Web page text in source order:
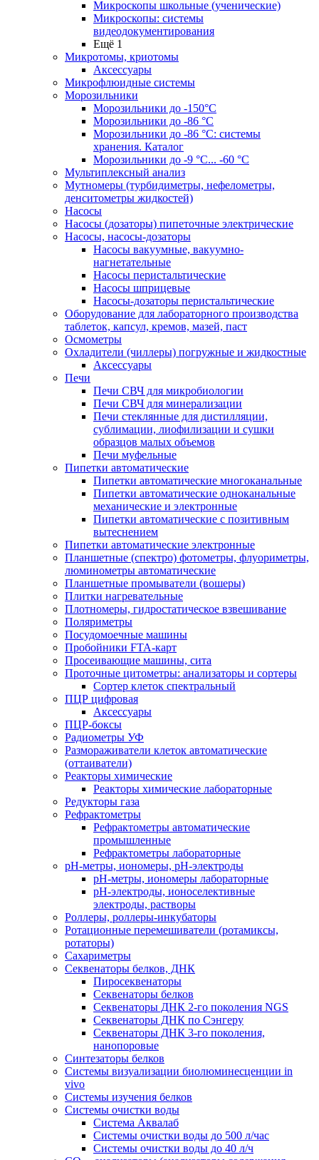
Микроскопы школьные (ученические)
Микроскопы: системы
видеодокументирования
Ещё 1
Микротомы, криотомы
Аксессуары
Микрофлюидные системы
Морозильники
Морозильники до -150°С
Морозильники до -86 °C
Морозильники до -86 °C: системы
хранения. Каталог
Морозильники до -9 °C... -60 °C
Мультиплексный анализ
Мутномеры (турбидиметры, нефелометры,
денситометры жидкостей)
Насосы
Насосы (дозаторы) пипеточные электрические
Насосы, насосы-дозаторы
Насосы вакуумные, вакуумно-
нагнетательные
Насосы перистальтические
Насосы шприцевые
Насосы-дозаторы перистальтические
Оборудование для лабораторного производства
таблеток, капсул, кремов, мазей, паст
Осмометры
Охладители (чиллеры) погружные и жидкостные
Аксессуары
Печи
Печи СВЧ для микробиологии
Печи СВЧ для минерализации
Печи стеклянные для дистилляции,
сублимации, лиофилизации и сушки
образцов малых объемов
Печи муфельные
Пипетки автоматические
Пипетки автоматические многоканальные
Пипетки автоматические одноканальные
механические и электронные
Пипетки автоматические с позитивным
вытеснением
Пипетки автоматические электронные
Планшетные (спектро) фотометры, флуориметры,
люминометры автоматические
Планшетные промыватели (вошеры)
Плитки нагревательные
Плотномеры, гидростатическое взвешивание
Поляриметры
Посудомоечные машины
Пробойники FTA-карт
Просеивающие машины, сита
Проточные цитометры: анализаторы и сортеры
Сортер клеток спектральный
ПЦР цифровая
Аксессуары
ПЦР-боксы
Радиометры УФ
Размораживатели клеток автоматические
(оттаиватели)
Реакторы химические
Реакторы химические лабораторные
Редукторы газа
Рефрактометры
Рефрактометры автоматические
промышленные
Рефрактометры лабораторные
рН-метры, иономеры, рН-электроды
рН-метры, иономеры лабораторные
рН-электроды, ионоселективные
электроды, растворы
Роллеры, роллеры-инкубаторы
Ротационные перемешиватели (ротамиксы,
ротаторы)
Сахариметры
Секвенаторы белков, ДНК
Пиросеквенаторы
Секвенаторы белков
Секвенаторы ДНК 2-го поколения NGS
Секвенаторы ДНК по Сэнгеру
Секвенаторы ДНК 3-го поколения,
нанопоровые
Синтезаторы белков
Системы визуализации биолюминесценции in
vivo
Системы изучения белков
Системы очистки воды
Система Аквалаб
Системы очистки воды до 500 л/час
Системы очистки воды до 40 л/ч